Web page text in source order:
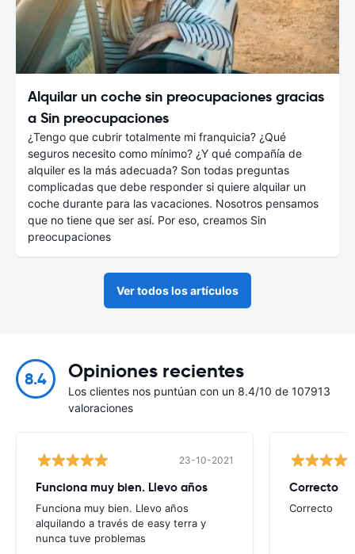
Alquilar un coche sin preocupaciones gracias
a Sin preocupaciones
¿Tengo que cubrir totalmente mi franquicia? ¿Qué
seguros necesito como mínimo? ¿Y qué compañía de
alquiler es la más adecuada? Son todas preguntas
complicadas que debe responder si quiere alquilar un
coche durante para las vacaciones. Nosotros pensamos
que no tiene que ser así. Por eso, creamos Sin
preocupaciones
Ver todos los artículos
8.4 Opiniones recientes
Los clientes nos puntúan con un 8.4/10 de 107913
valoraciones
23-10-2021
Funciona muy bien. Llevo años
Funciona muy bien. Llevo años
alquilando a través de easy terra y
nunca tuve problemas
Correcto
Correcto